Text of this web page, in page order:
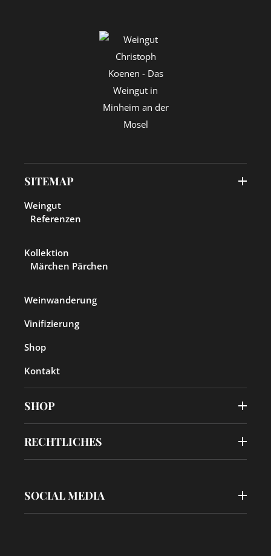
SITEMAP
Weingut
Referenzen
Kollektion
Märchen Pärchen
Weinwanderung
Vinifizierung
Shop
Kontakt
SHOP
RECHTLICHES
SOCIAL MEDIA